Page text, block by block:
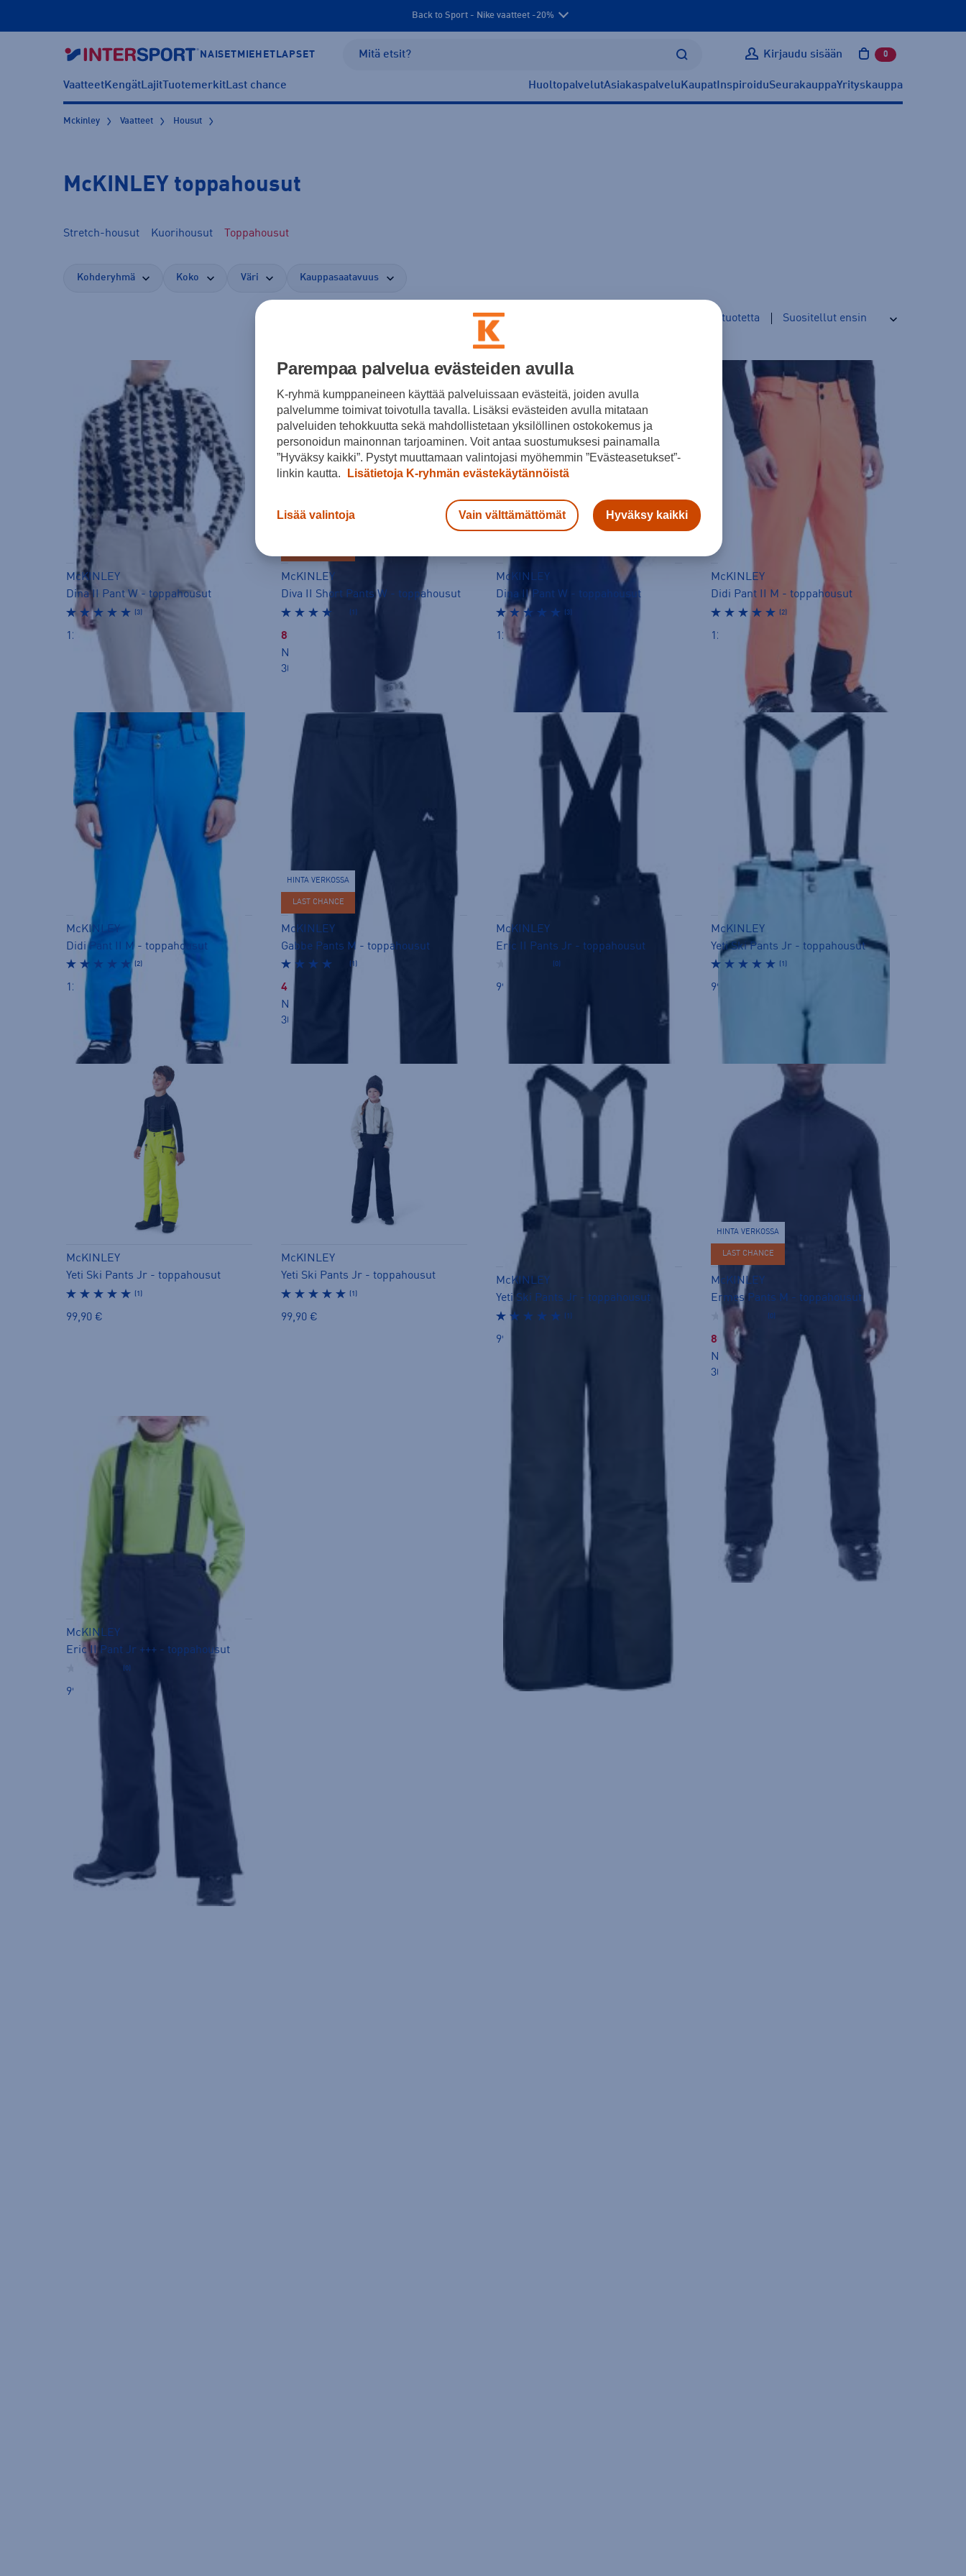
Back to Sport - Nike vaatteet -20%
NAISET MIEHET LAPSET Kirjaudu sisään 0 tuotetta
VaatteetKengätLajitTuotemerkitLast chance HuoltopalvelutAsiakaspalvelu Kaupat InspiroiduSeurakauppaYrityskauppa
Mckinley Vaatteet Housut
McKINLEY toppahousut
Stretch-housut Kuorihousut Toppahousut
Kohderyhmä Koko Väri Kauppasaatavuus
tuotetta
McKINLEY
Dina II Pant W - toppahousut
(3)
129,00 €
McKINLEY
Diva II Short Pants W - toppahousut
(1)
80,00 €
Norm. hinta:
30pv alin hinta: 80€
McKINLEY
Dina II Pant W - toppahousut
(3)
129,00 €
McKINLEY
Didi Pant II M - toppahousut
(2)
129,00 €
McKINLEY
Didi Pant II M - toppahousut
(2)
129,00 €
HINTA VERKOSSA
LAST CHANCE
McKINLEY
Gabbe Pants M - toppahousut
(1)
45,00 €
Norm. hinta:
30pv alin hinta: 45€
McKINLEY
Eric II Pants Jr - toppahousut
(0)
99,90 €
McKINLEY
Yeti Ski Pants Jr - toppahousut
(1)
99,90 €
McKINLEY
Yeti Ski Pants Jr - toppahousut
(1)
99,90 €
McKINLEY
Yeti Ski Pants Jr - toppahousut
(1)
99,90 €
McKINLEY
Yeti Ski Pants Jr - toppahousut
(1)
99,90 €
HINTA VERKOSSA
LAST CHANCE
McKINLEY
Ermes Pants M - toppahousut
(0)
80,00 €
Norm. hinta:
159€
30pv alin hinta: 80€
McKINLEY
Eric II Pant Jr +++ - toppahousut
(0)
99,90 €
Parempaa palvelua evästeiden avulla
K-ryhmä kumppaneineen käyttää palveluissaan evästeitä, joiden avulla
palvelumme toimivat toivotulla tavalla. Lisäksi evästeiden avulla mitataan
palveluiden tehokkuutta sekä mahdollistetaan yksilöllinen ostokokemus ja
personoidun mainonnan tarjoaminen. Voit antaa suostumuksesi painamalla
”Hyväksy kaikki”. Pystyt muuttamaan valintojasi myöhemmin ”Evästeasetukset”-
linkin kautta.
Lisätietoja K-ryhmän evästekäytännöistä
Lisää valintoja Vain välttämättömät Hyväksy kaikki